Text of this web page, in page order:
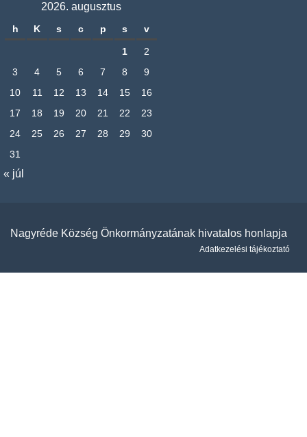
2026. augusztus
h K s c p s v
1
2
3
4 5 6 7 8
9
10
11 12 13 14 15
16
17
18 19 20 21 22
23
24
25 26 27 28 29
30
31
« júl
Nagyréde Község Önkormányzatának hivatalos honlapja
Adatkezelési tájékoztató